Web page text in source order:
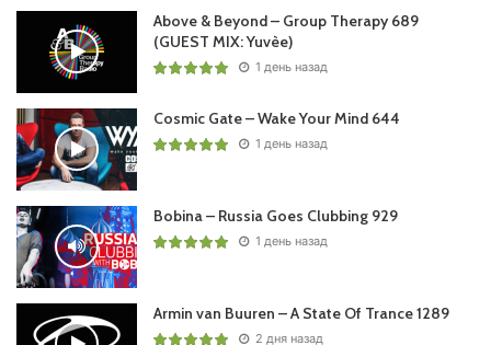
Above & Beyond – Group Therapy 689
(GUEST MIX: Yuvèe)
1 день назад
Cosmic Gate – Wake Your Mind 644
1 день назад
Bobina – Russia Goes Clubbing 929
1 день назад
Armin van Buuren – A State Of Trance 1289
2 дня назад